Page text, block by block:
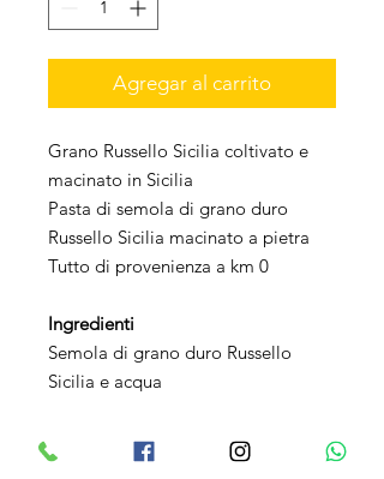
Agregar al carrito
Grano Russello Sicilia coltivato e
macinato in Sicilia
Pasta di semola di grano duro
Russello Sicilia macinato a pietra
Tutto di provenienza a km 0
Ingredienti
Semola di grano duro Russello
Sicilia e acqua
Tempo di cottura
7/9 minuti